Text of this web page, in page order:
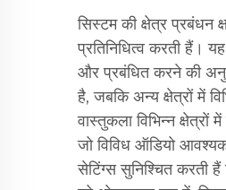
सिस्टम की क्षेत्र प्रबंधन
प्रतिनिधित्व करती हैं।
और प्रबंधित करने की
है, जबकि अन्य क्षेत्रों में
वास्तुकला विभिन्न
जो विविध ऑडियो
सेटिंग्स सुनिश्चित करती